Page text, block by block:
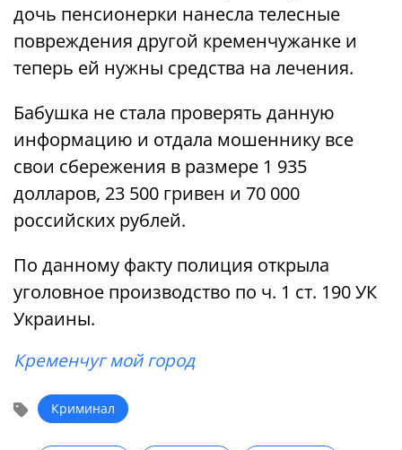
дочь пенсионерки нанесла телесные
повреждения другой кременчужанке и
теперь ей нужны средства на лечения.
Бабушка не стала проверять данную
информацию и отдала мошеннику все
свои сбережения в размере 1 935
долларов, 23 500 гривен и 70 000
российских рублей.
По данному факту полиция открыла
уголовное производство по ч. 1 ст. 190 УК
Украины.
Кременчуг мой город
Криминал